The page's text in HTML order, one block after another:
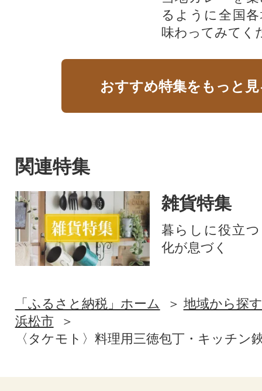
るように全国
味わってみてく
おすすめ特集をもっと
関連特集
雑貨特集
暮らしに役立
化が息づく
「ふるさと納税」ホーム
地域から探す
浜松市
〈タケモト〉料理用三徳包丁・キッチン